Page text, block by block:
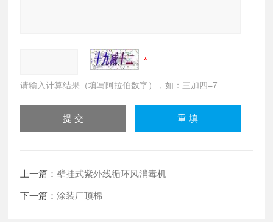
请输入计算结果（填写阿拉伯数字），如：三加四=7
上一篇：壁挂式紫外线循环风消毒机
下一篇：涂装厂顶棉